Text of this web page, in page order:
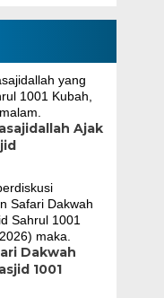
Ajak
Dakwah
1001